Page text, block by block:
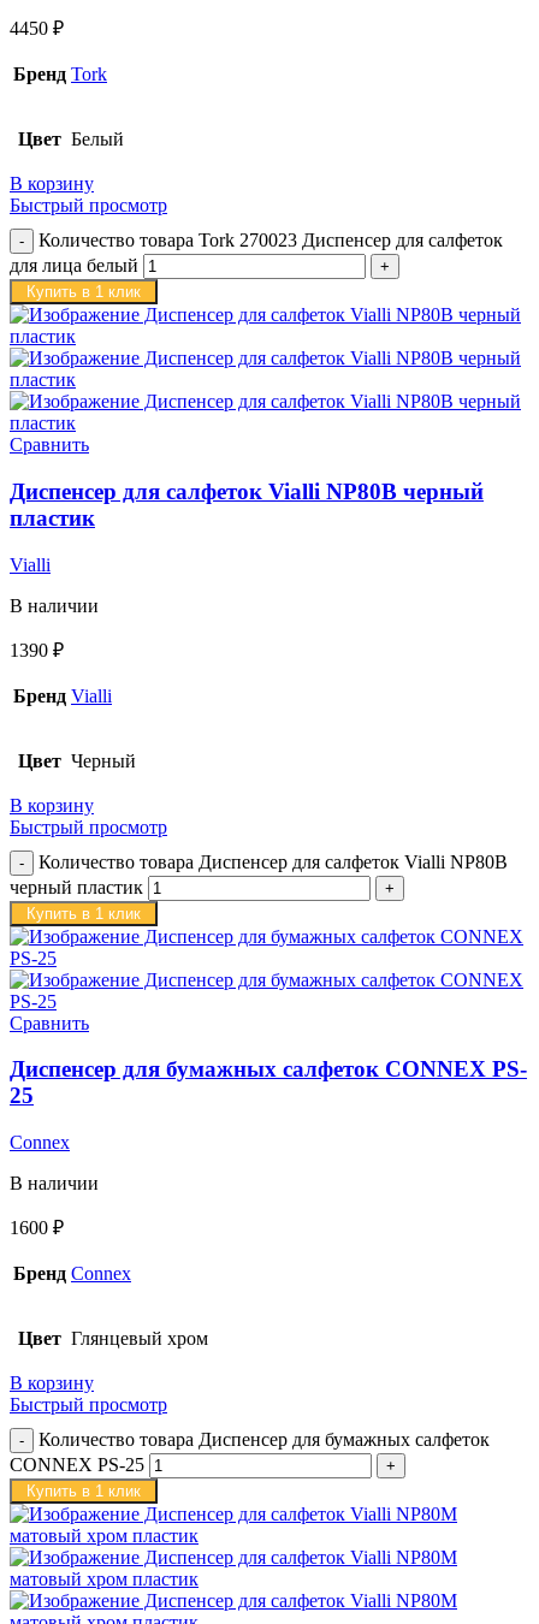
4450 ₽
Бренд Tork
Цвет Белый
В корзину
Быстрый просмотр
Количество товара Tork 270023 Диспенсер для салфеток
для лица белый
Купить в 1 клик
Сравнить
Диспенсер для салфеток Vialli NP80B черный
пластик
Vialli
В наличии
1390 ₽
Бренд Vialli
Цвет Черный
В корзину
Быстрый просмотр
Количество товара Диспенсер для салфеток Vialli NP80B
черный пластик
Купить в 1 клик
Сравнить
Диспенсер для бумажных салфеток CONNEX PS-
25
Connex
В наличии
1600 ₽
Бренд Connex
Цвет Глянцевый хром
В корзину
Быстрый просмотр
Количество товара Диспенсер для бумажных салфеток
CONNEX PS-25
Купить в 1 клик